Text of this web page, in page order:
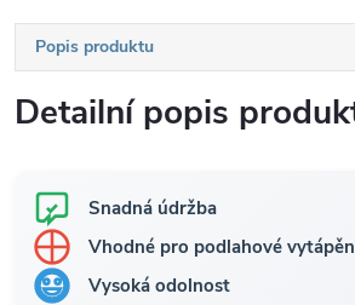
Popis produktu
Detailní popis
Snadná údržba
Vhodné pro podlahové
Vysoká odolnost